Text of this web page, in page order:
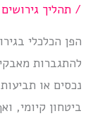
/תהליך גירושים
הפן הכלכלי
להתגברות
נכסים או
ביטחון קיומי,